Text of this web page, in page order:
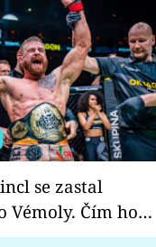
Vémoly. Čím ho